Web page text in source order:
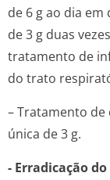
de 6 g ao dia
de 3 g duas
tratamento de
do trato
– Tratamento
única de 3 g.
- Erradicação do